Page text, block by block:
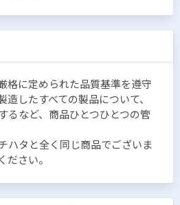
格に定められた品質基準を遵守
造したすべての製品について、
るなど、商品ひとつひとつの管
ハタと全く同じ商品でございま
ださい。